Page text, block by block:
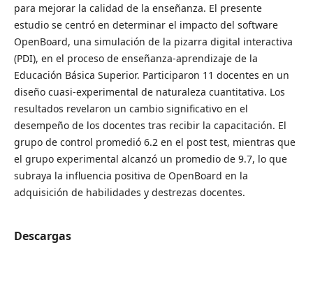
para mejorar la calidad de la enseñanza. El presente
estudio se centró en determinar el impacto del software
OpenBoard, una simulación de la pizarra digital interactiva
(PDI), en el proceso de enseñanza-aprendizaje de la
Educación Básica Superior. Participaron 11 docentes en un
diseño cuasi-experimental de naturaleza cuantitativa. Los
resultados revelaron un cambio significativo en el
desempeño de los docentes tras recibir la capacitación. El
grupo de control promedió 6.2 en el post test, mientras que
el grupo experimental alcanzó un promedio de 9.7, lo que
subraya la influencia positiva de OpenBoard en la
adquisición de habilidades y destrezas docentes.
Descargas